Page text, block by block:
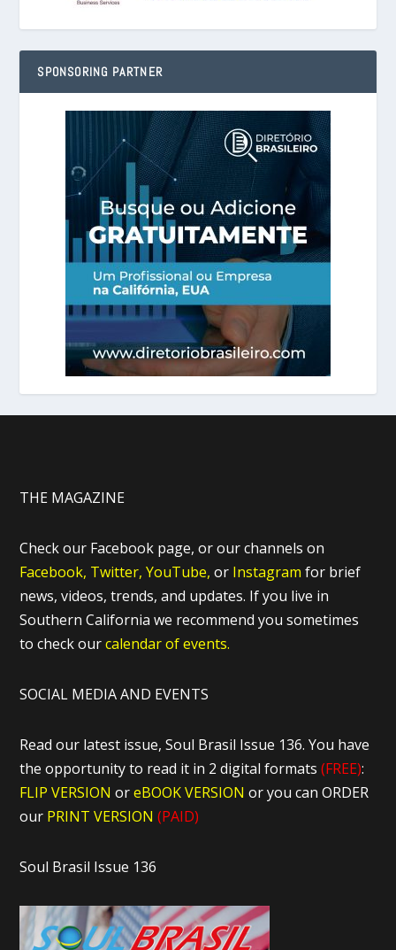
SPONSORING PARTNER
THE MAGAZINE
Check our Facebook page, or our channels on
Facebook, Twitter, YouTube, or Instagram for brief
news, videos, trends, and updates. If you live in
Southern California we recommend you sometimes
to check ourcalendar of events.
SOCIAL MEDIA AND EVENTS
Read our latest issue, Soul Brasil Issue 136. You have
the opportunity to read it in 2 digital formats(FREE):
FLIP VERSION oreBOOK VERSIONor you can ORDER
our PRINT VERSION (PAID)
Soul Brasil Issue 136